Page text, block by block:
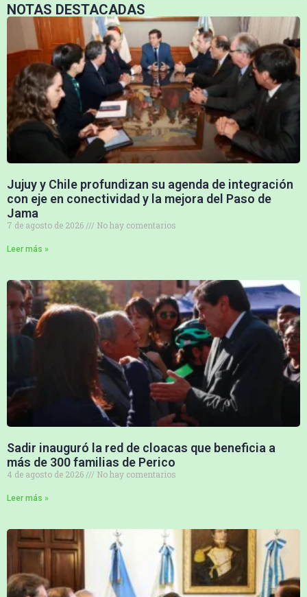
NOTAS DESTACADAS
Jujuy y Chile profundizan su agenda de integración
con eje en conectividad y la mejora del Paso de
Jama
7 de agosto de 2026 No hay comentarios
Leer más »
Sadir inauguró la red de cloacas que beneficia a
más de 300 familias de Perico
4 de agosto de 2026 No hay comentarios
Leer más »